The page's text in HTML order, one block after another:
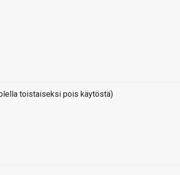
toistaiseksi pois käytöstä)